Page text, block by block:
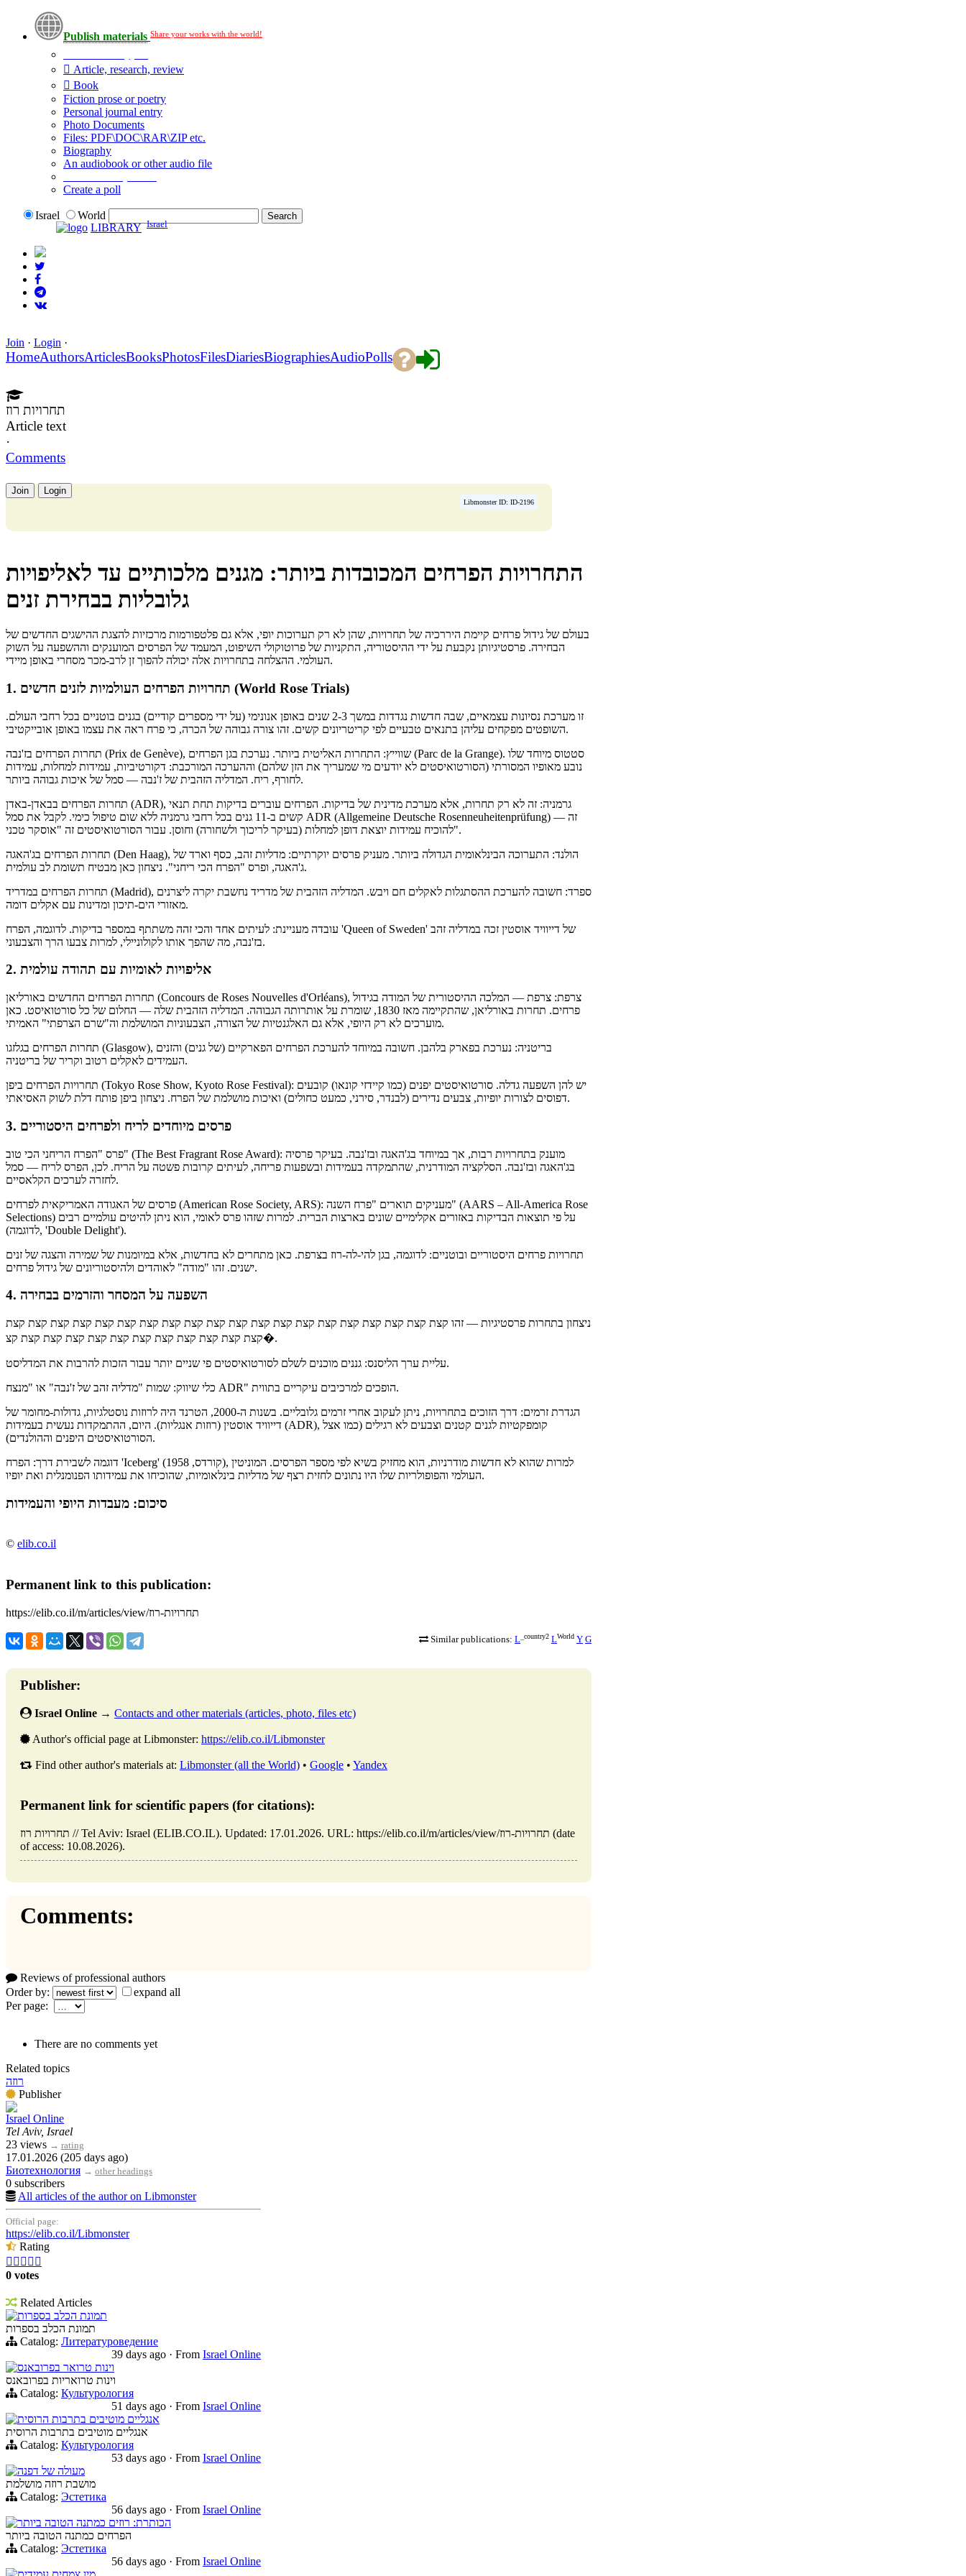
Publish materials Share your works with the world!
Article, research, review
Book
Fiction prose or poetry
Personal journal entry
Photo Documents
Files: PDF\DOC\RAR\ZIP etc.
Biography
An audiobook or other audio file
Create a poll
Israel
World
LIBRARY Israel
Join · Login ·
HomeAuthorsArticlesBooksPhotosFilesDiariesBiographiesAudioPolls
תחרויות רוז
Article text
·
Comments
Join Login
Libmonster ID: ID-2196
התחרויות הפרחים המכובדות ביותר: מגנים מלכותיים עד לאליפויות
גלובליות בבחירת זנים
בעולם של גידול פרחים קיימת היררכיה של תחרויות, שהן לא רק תערוכות יופי, אלא גם פלטפורמות מרכזיות להצגת ההישגים החדשים של
הבחירה. פרסטיגיותן נקבעת על ידי ההיסטוריה, התקניות של פרוטוקולי השיפוט, המעמד של הפרסים המוענקים וההשפעה על השוק
העולמי. ההצלחה בתחרויות אלה יכולה להפוך זן לרב-מכר מסחרי באופן מיידי.
1. תחרויות הפרחים העולמיות לזנים חדשים (World Rose Trials)
זו מערכת נסיונות עצמאיים, שבה חדשות נגדדות במשך 2-3 שנים באופן אנונימי (על ידי מספרים קודיים) בגנים בוטניים בכל רחבי העולם.
השופטים מפקחים עליהן בתנאים טבעיים לפי קריטריונים קשים. זהו צורה גבוהה של הכרה, כי פרח ראה את עצמו באופן אובייקטיבי.
תחרות הפרחים בז'נבה (Prix de Genève), שווייץ: התחרות האליטית ביותר. נערכת בגן הפרחים (Parc de la Grange). סטטוס מיוחד שלו
נובע מאופיו המסורתי (הסורטואיסטים לא יודעים מי שמעריך את הזן שלהם) וההערכה המורכבת: דקורטיביות, עמידות למחלות, עמידות
לחורף, ריח. המדליה הזהבית של ז'נבה — סמל של איכות גבוהה ביותר.
תחרות הפרחים בבאדן-באדן (ADR), גרמניה: זה לא רק תחרות, אלא מערכת מדינית של בדיקות. הפרחים עוברים בדיקות תחת תנאי
קשים ב-11 גנים בכל רחבי גרמניה ללא שום טיפול כימי. לקבל את סמל ADR (Allgemeine Deutsche Rosenneuheitenprüfung) — זה
להוכיח עמידות יוצאת דופן למחלות (בעיקר לריכוך ולשחורה) וחוסן. עבור הסורטואיסטים זה "אוסקר טכני".
תחרות הפרחים בג'האגה (Den Haag), הולנד: התערוכה הבינלאומית הגדולה ביותר. מעניק פרסים יוקרתיים: מדליות זהב, כסף וארד של
ג'האגה, ופרס "הפרח הכי ריחני". ניצחון כאן מבטיח תשומת לב עולמית.
תחרות הפרחים במדריד (Madrid), ספרד: חשובה להערכת ההסתגלות לאקלים חם ויבש. המדליה הזהבית של מדריד נחשבת יקרה ליצרנים
מאזורי הים-תיכון ומדינות עם אקלים דומה.
עובדה מעניינת: לעיתים אחד והכי זהה משתתף במספר בדיקות. לדוגמה, הפרח 'Queen of Sweden' של דייוויד אוסטין זכה במדליה זהב
בז'נבה, מה שהפך אותו לקולוניילי, למרות צבעו הרך והצבעוני.
2. אליפויות לאומיות עם תהודה עולמית
תחרות הפרחים החדשים באורליאן (Concours de Roses Nouvelles d'Orléans), צרפת: צרפת — המלכה ההיסטורית של המודה בגידול
פרחים. תחרות באורליאן, שהתקיימה מאז 1830, שומרת על אותרותה הגבוהה. המדליה הזהבית שלה — החלום של כל סורטואיסט. כאן
מוערכים לא רק היופי, אלא גם האלגנטיות של הצורה, הצבעוניות המושלמת וה"שרם הצרפתי" האמיתי.
תחרות הפרחים בגלזגו (Glasgow), בריטניה: נערכת בפארק בלהבן. חשובה במיוחד להערכת הפרחים הפארקיים (של גנים) והזנים
העמידים לאקלים רטוב וקריר של בריטניה.
תחרויות הפרחים ביפן (Tokyo Rose Show, Kyoto Rose Festival): יש להן השפעה גדלה. סורטואיסטים יפנים (כמו קיידזי קונאו) קובעים
דפוסים לצורות יופיות, צבעים נדירים (לבנדר, סירני, כמעט כחולים) ואיכות מושלמת של הפרח. ניצחון ביפן פותח דלת לשוק האסיאתי.
3. פרסים מיוחדים לריח ולפרחים היסטוריים
פרס "הפרח הריחני הכי טוב" (The Best Fragrant Rose Award): מוענק בתחרויות רבות, אך במיוחד בג'האגה ובז'נבה. בעיקר פרסיה
בג'האגה ובז'נבה. הסלקציה המודרנית, שהתמקדה בעמידות ובשפעות פריחה, לעיתים קרובות פשטה על הריח. לכן, הפרס לריח — סמל
לחזרה לערכים הקלאסיים.
פרסים של האגודה האמריקאית לפרחים (American Rose Society, ARS): מעניקים תוארים "פרח השנה" (AARS – All-America Rose
Selections) על פי תוצאות הבדיקות באזורים אקלימיים שונים בארצות הברית. למרות שזהו פרס לאומי, הוא ניתן להיטים עולמיים רבים
(לדוגמה, 'Double Delight').
תחרויות פרחים היסטוריים ובוטניים: לדוגמה, בגן להי-לה-רוז בצרפת. כאן מתחרים לא בחדשות, אלא במיומנות של שמירה והצגה של זנים
ישנים. זהו "מודה" לאוהדים ולהיסטוריונים של גידול פרחים.
4. השפעה על המסחר והזרמים בבחירה
ניצחון בתחרות פרסטיגיות — זהו קצת קצת קצת קצת קצת קצת קצת קצת קצת קצת קצת קצת קצת קצת קצת קצת קצת קצת קצת קצת
קצת קצת קצת קצת קצת קצת קצת קצת קצת קצת קצת קצ�.
עליית ערך הליסנס: גננים מוכנים לשלם לסורטואיסטים פי שניים יותר עבור הזכות להרבות את המדליסט.
כלי שיווק: שמות "מדליה זהב של ז'נבה" או "מנצח ADR" הופכים למרכיבים עיקריים בתווית.
הגדרת זרמים: דרך הזוכים בתחרויות, ניתן לעקוב אחרי זרמים גלובליים. בשנות ה-2000, הטרנד היה לרוזות נוסטלגיות, גדולות-מחומר של
דייוויד אוסטין (רוזות אנגליות). היום, ההתמקדות נעשית בעמידות (ADR), קומפקטיות לגנים קטנים וצבעים לא רגילים (כמו אצל
הסורטואיסטים היפנים וההולנדים).
דוגמה לשבירת דרך: הפרח 'Iceberg' (קורדס, 1958), למרות שהוא לא חדשות מודרניות, הוא מחזיק בשיא לפי מספר הפרסים. המוניטין
העולמי והפופולריות שלו היו נתונים לחזית רצף של מדליות בינלאומיות, שהוכיחו את עמידותו הפנומנלית ואת יופיו.
סיכום: מעבדות היופי והעמידות
© elib.co.il
Permanent link to this publication:
https://elib.co.il/m/articles/view/תחרויות-רוז
Similar publications: L _country2 LWorld Y G
Publisher:
Israel Online → Contacts and other materials (articles, photo, files etc)
Author's official page at Libmonster: https://elib.co.il/Libmonster
Find other author's materials at: Libmonster (all the World) • Google • Yandex
Permanent link for scientific papers (for citations):
תחרויות רוז // Tel Aviv: Israel (ELIB.CO.IL). Updated: 17.01.2026. URL: https://elib.co.il/m/articles/view/תחרויות-רוז (date
of access: 10.08.2026).
Comments:
Reviews of professional authors
Order by:
expand all
Per page:
There are no comments yet
Related topics
רוזה
Publisher
Israel Online
Tel Aviv, Israel
23 views → rating
17.01.2026 (205 days ago)
Биотехнология → other headings
0 subscribers
All articles of the author on Libmonster
Official page:
https://elib.co.il/Libmonster
Rating
    
0 votes
Related Articles
תמונת הכלב בספרות
תמונת הכלב בספרות
Catalog: Литературоведение
39 days ago · From Israel Online
וינות טרואר בפרובאנס
וינות טרואריות בפרובאנס
Catalog: Культурология
51 days ago · From Israel Online
אנגליים מוטיבים בתרבות הרוסית
אנגליים מוטיבים בתרבות הרוסית
Catalog: Культурология
53 days ago · From Israel Online
מעולה של דפנה
מושבת רוזה מושלמת
Catalog: Эстетика
56 days ago · From Israel Online
הכותרת: רוזים כמתנה הטובה ביותר
הפרחים כמתנה הטובה ביותר
Catalog: Эстетика
56 days ago · From Israel Online